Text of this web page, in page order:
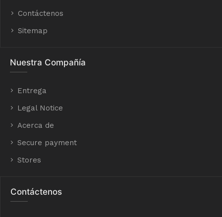
Contáctenos
Sitemap
Nuestra Compañía
Entrega
Legal Notice
Acerca de
Secure payment
Stores
Contáctenos